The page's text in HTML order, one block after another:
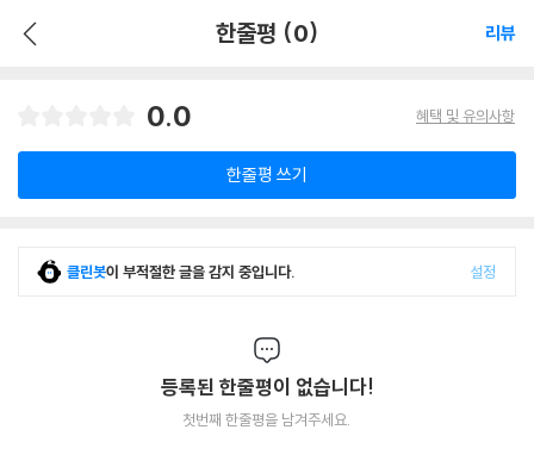
한줄평 (0) 리뷰
0.0 혜택 및 유의사항
한줄평 쓰기
클린봇이 부적절한 글을 감지 중입니다. 설정
등록된 한줄평이 없습니다!
첫번째 한줄평을 남겨주세요.